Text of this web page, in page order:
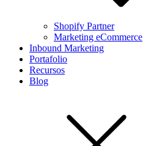
Shopify Partner
Marketing eCommerce
Inbound Marketing
Portafolio
Recursos
Blog